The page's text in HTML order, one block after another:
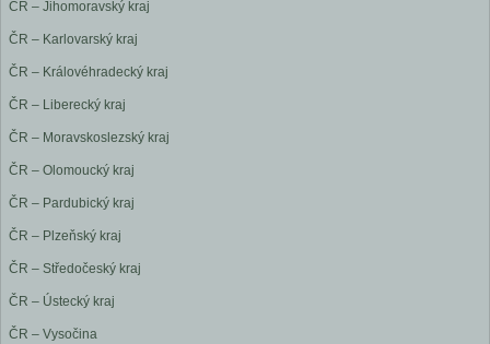
ČR – Jihomoravský kraj
ČR – Karlovarský kraj
ČR – Královéhradecký kraj
ČR – Liberecký kraj
ČR – Moravskoslezský kraj
ČR – Olomoucký kraj
ČR – Pardubický kraj
ČR – Plzeňský kraj
ČR – Středočeský kraj
ČR – Ústecký kraj
ČR – Vysočina